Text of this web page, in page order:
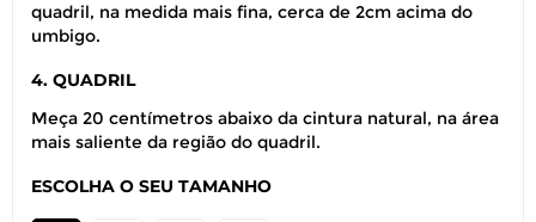
quadril, na medida mais fina, cerca de 2cm acima do
umbigo.
4. QUADRIL
Meça 20 centímetros abaixo da cintura natural, na área
mais saliente da região do quadril.
ESCOLHA O SEU TAMANHO